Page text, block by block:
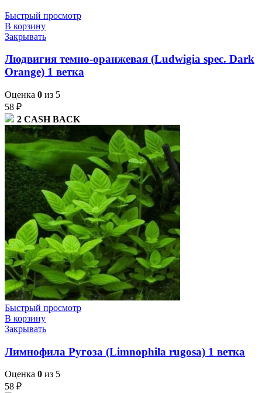
Быстрый просмотр
В корзину
Закрывать
Людвигия темно-оранжевая (Ludwigia spec. Dark
Orange) 1 ветка
Оценка 0 из 5
58 ₽
2 CASH BACK
Быстрый просмотр
В корзину
Закрывать
Лимнофила Ругоза (Limnophila rugosa) 1 ветка
Оценка 0 из 5
58 ₽